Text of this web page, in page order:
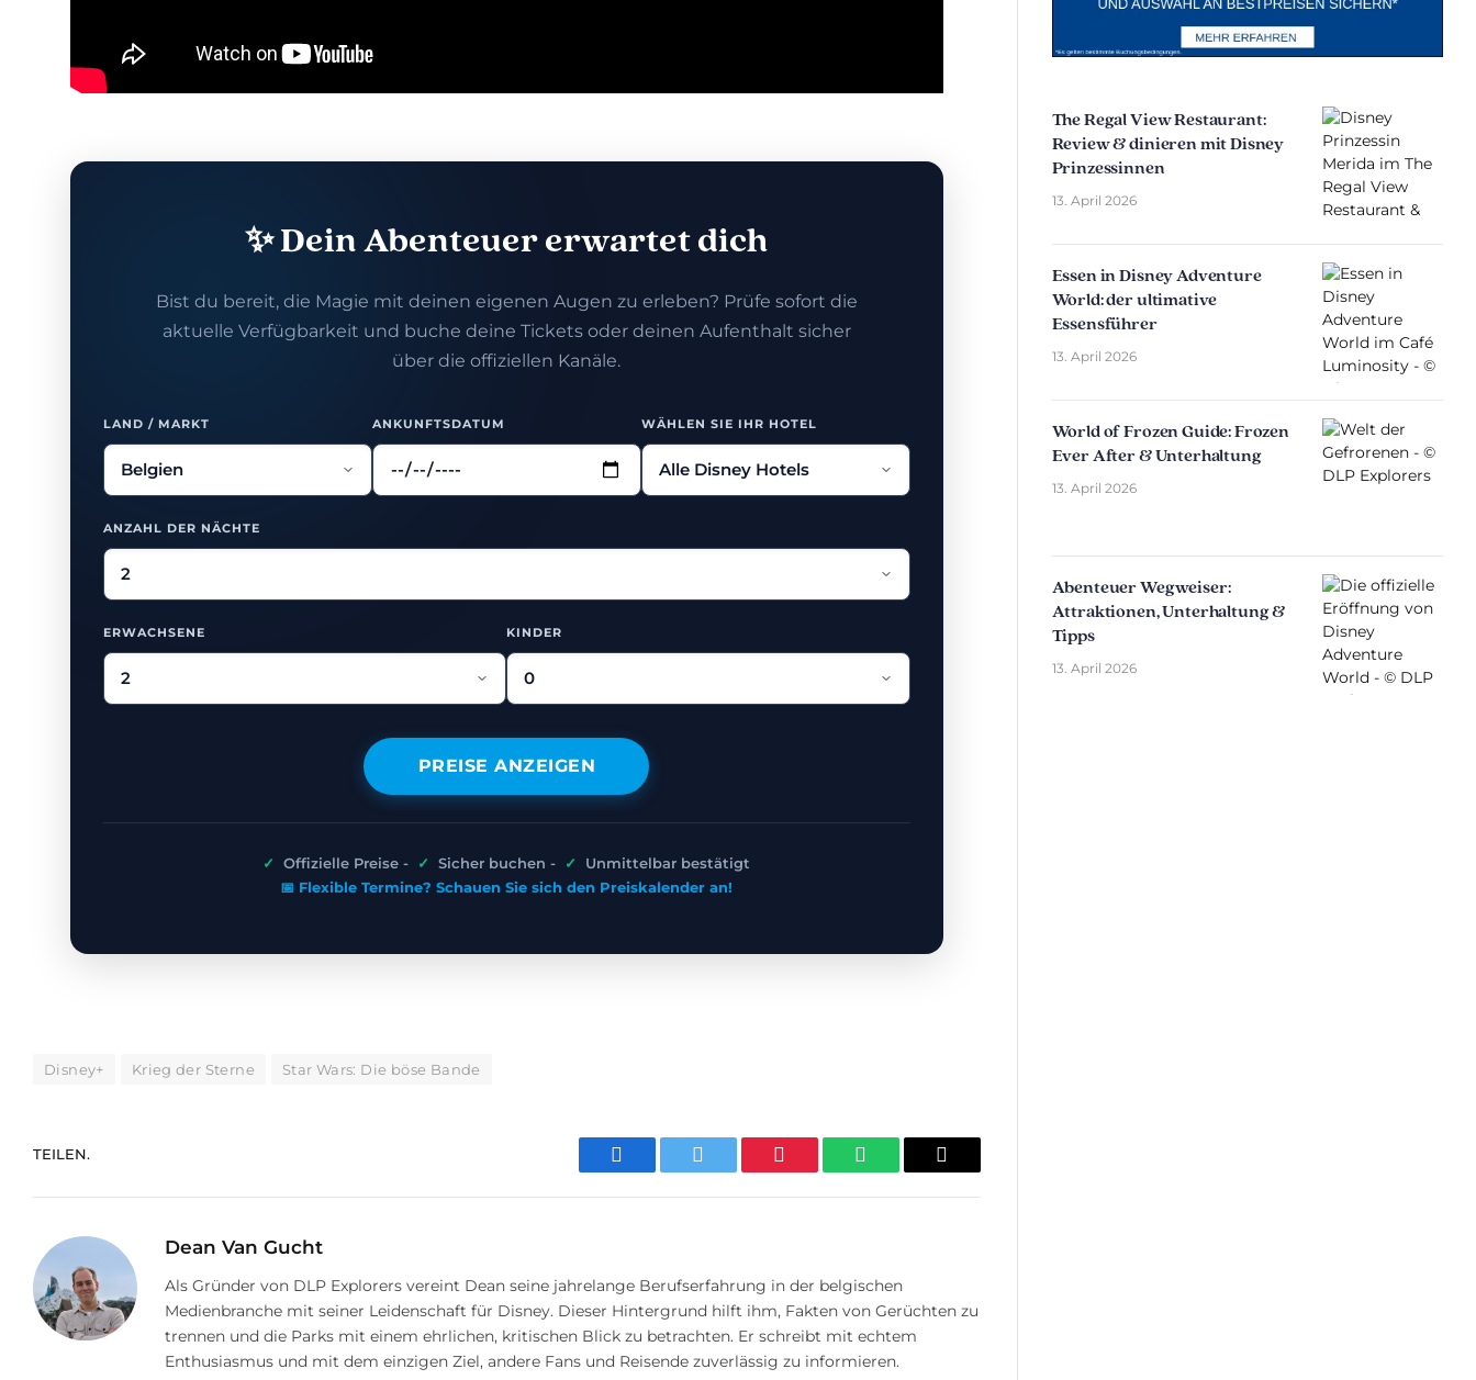
✨ Dein Abenteuer erwartet dich
Bist du bereit, die Magie mit deinen eigenen Augen zu erleben? Prüfe sofort die
aktuelle Verfügbarkeit und buche deine Tickets oder deinen Aufenthalt sicher
über die offiziellen Kanäle.
LAND / MARKT ANKUNFTSDATUM WÄHLEN SIE IHR HOTEL
ANZAHL DER NÄCHTE
ERWACHSENE KINDER
PREISE ANZEIGEN
✓ Offizielle Preise - ✓ Sicher buchen - ✓
Unmittelbar bestätigt
📅 Flexible Termine? Schauen Sie sich den Preiskalender an!
Disney+ Krieg der Sterne Star Wars: Die böse Bande
TEILEN.
Facebook Twitter Pinterest WhatsAppE-
Dean Van Gucht
Als Gründer von DLP Explorers vereint Dean seine jahrelange Berufserfahrung in der belgischen
Medienbranche mit seiner Leidenschaft für Disney. Dieser Hintergrund hilft ihm, Fakten von Gerüchten zu
trennen und die Parks mit einem ehrlichen, kritischen Blick zu betrachten. Er schreibt mit echtem
Enthusiasmus und mit dem einzigen Ziel, andere Fans und Reisende zuverlässig zu informieren.
The Regal View Restaurant:
Review & dinieren mit Disney
Prinzessinnen
13. April 2026
Essen in Disney Adventure
World: der ultimative
Essensführer
13. April 2026
World of Frozen Guide: Frozen
Ever After & Unterhaltung
13. April 2026
Abenteuer Wegweiser:
Attraktionen, Unterhaltung &
Tipps
13. April 2026